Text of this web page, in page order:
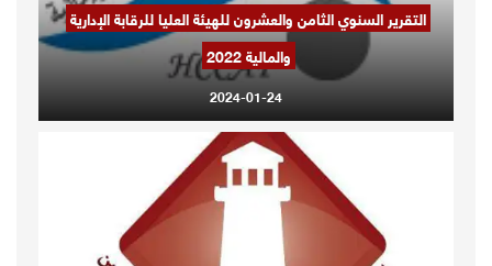
التقرير السنوي الثامن والعشرون للهيئة العليا للرقابة الإدارية
والمالية 2022
2024-01-24